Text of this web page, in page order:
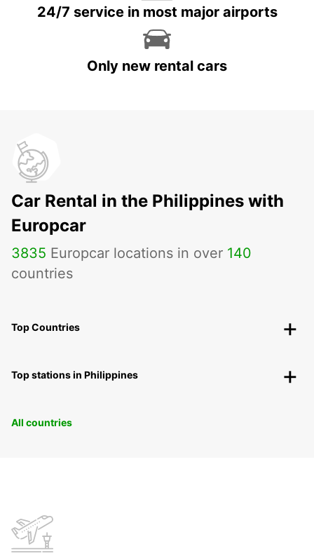
24/7 service in most major airports
Only new rental cars
Car Rental in the Philippines with
Europcar
3835 Europcar locations in over 140
countries
Top Countries
Top stations in Philippines
All countries